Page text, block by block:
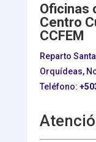
Oficinas
Centro
CCFEM
Reparto
Orquídeas,
Teléfono: